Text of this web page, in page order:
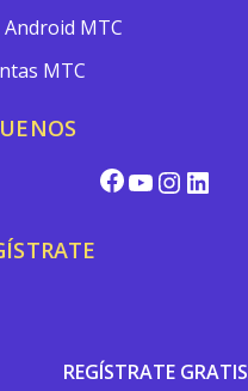
MTC
MTC
REGÍSTRATE GRATIS